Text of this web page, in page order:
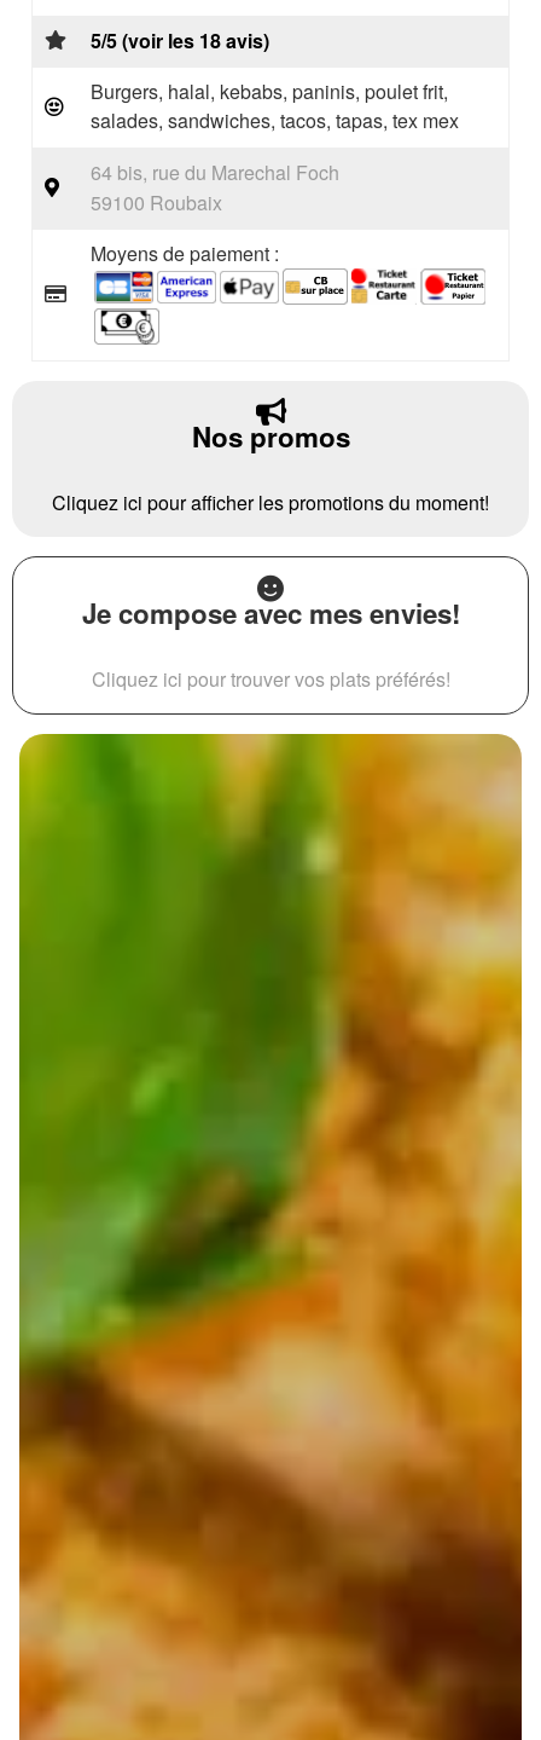
5/5 (voir les 18 avis)
Burgers, halal, kebabs, paninis, poulet frit,
salades, sandwiches, tacos, tapas, tex mex
64 bis, rue du Marechal Foch
59100 Roubaix
Moyens de paiement :
Nos promos
Cliquez ici pour afficher les promotions du moment!
Je compose avec mes envies!
Cliquez ici pour trouver vos plats préférés!